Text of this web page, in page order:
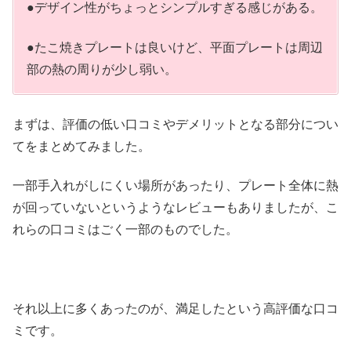
●デザイン性がちょっとシンプルすぎる感じがある。
●たこ焼きプレートは良いけど、平面プレートは周辺
部の熱の周りが少し弱い。
まずは、評価の低い口コミやデメリットとなる部分につい
てをまとめてみました。
一部手入れがしにくい場所があったり、プレート全体に熱
が回っていないというようなレビューもありましたが、こ
れらの口コミはごく一部のものでした。
それ以上に多くあったのが、満足したという高評価な口コ
ミです。